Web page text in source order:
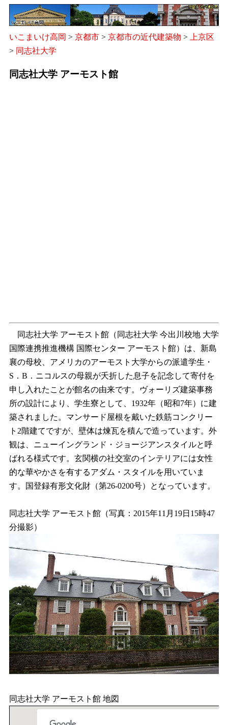
いこまいけ高岡 > 京都市 > 京都市の近代建築物 >
上京区
> 同志社大学
同志社大学 アーモスト館
同志社大学 アーモスト館（同志社大学 今出川校地 大学
国際連携推進機構 国際センター アーモスト館）は、新島
襄の母校、アメリカのアーモスト大学からの派遣学生・
S．B．ニコルスの母親が夭折した息子を記念して寄付を
申し入れたことが館名の由来です。ヴォーリズ建築事務
所の設計により、学生寮として、1932年（昭和7年）に建
築されました。マンサード屋根を戴いた鉄筋コンクリー
ト2階建てですが、壁体は煉瓦を積んで造っています。外
観は、ニューイングランド・ジョージアンスタイルと呼
ばれる様式です。玄関横の社交室のインテリアには女性
的な華やかさを有するアダム・スタイルを用いていま
す。国登録有形文化財（第26-0200号）となっています。
同志社大学 アーモスト館（写真：2015年11月19日15時47
分撮影）
同志社大学 アーモスト館 地図